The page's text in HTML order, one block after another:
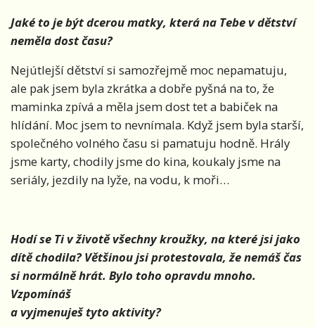
Jaké to je být dcerou matky, kterána Tebe v dětství
neměla dost času?
Nejútlejší dětství si samozřejmě moc nepamatuju,
ale pak jsem byla zkrátka a dobře pyšná na to, že
maminka zpívá a měla jsem dost tet a babiček na
hlídání. Moc jsem to nevnímala. Když jsem byla starší,
společného volného času si pamatuju hodně. Hrály
jsme karty, chodily jsme do kina, koukaly jsme na
seriály, jezdily na lyže, na vodu, k moři…
Hodí se Ti v životě všechny kroužky, na které jsi jako
dítě chodila? Většinou jsi protestovala, že nemáš čas
si normálně hrát. Bylo toho opravdu mnoho.
Vzpomínáš
a vyjmenuješ tyto aktivity?